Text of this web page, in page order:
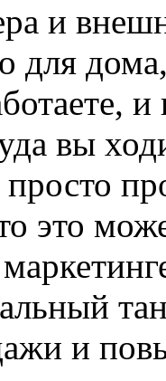
и
для
вы
просто
это
и